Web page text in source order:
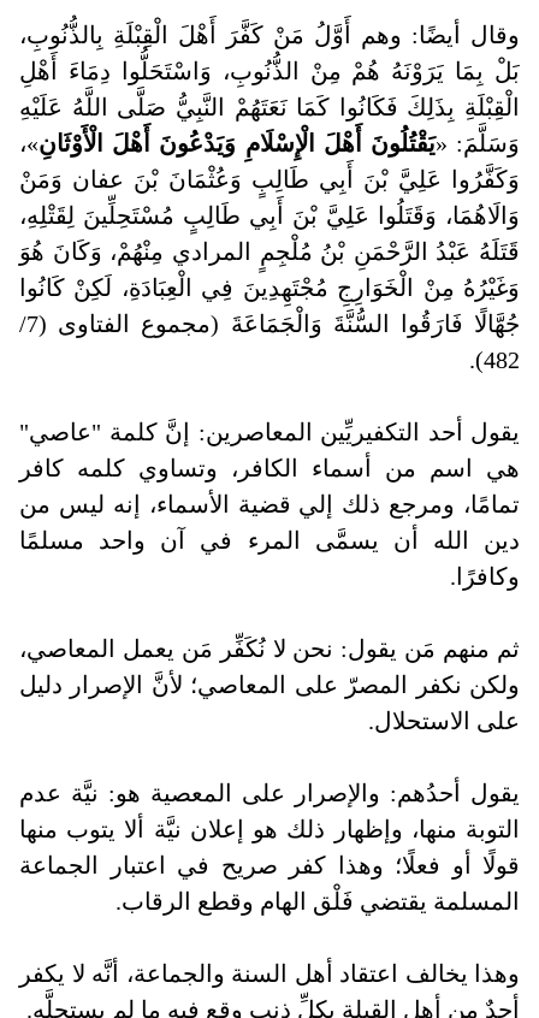
وقال أيضًا: وهم أَوَّلُ مَنْ كَفَّرَ أَهْلَ الْقِبْلَةِ بِالذُّنُوبِ،
بَلْ بِمَا يَرَوْنَهُ هُمْ مِنْ الذُّنُوبِ، وَاسْتَحَلُّوا دِمَاءَ أَهْلِ
الْقِبْلَةِ بِذَلِكَ فَكَانُوا كَمَا نَعَتَهُمْ النَّبِيُّ صَلَّى اللَّهُ عَلَيْهِ
وَسَلَّمَ: «يَقْتُلُونَ أَهْلَ الْإِسْلَامِ وَيَدْعُونَ أَهْلَ الْأَوْثَانِ»،
وَكَفَّرُوا عَلِيَّ بْنَ أَبِي طَالِبٍ وَعُثْمَانَ بْنَ عفان وَمَنْ
وَالَاهُمَا، وَقَتَلُوا عَلِيَّ بْنَ أَبِي طَالِبٍ مُسْتَحِلِّينَ لِقَتْلِهِ،
قَتَلَهُ عَبْدُ الرَّحْمَنِ بْنُ مُلْجِمٍ المرادي مِنْهُمْ، وَكَانَ هُوَ
وَغَيْرُهُ مِنْ الْخَوَارِجِ مُجْتَهِدِينَ فِي الْعِبَادَةِ، لَكِنْ كَانُوا
جُهَّالًا فَارَقُوا السُّنَّةَ وَالْجَمَاعَةَ (مجموع الفتاوى (7/
482).
يقول أحد التكفيريِّين المعاصرين: إنَّ كلمة "عاصي"
هي اسم من أسماء الكافر، وتساوي كلمه كافر
تمامًا، ومرجع ذلك إلي قضية الأسماء، إنه ليس من
دين الله أن يسمَّى المرء في آن واحد مسلمًا
وكافرًا.
ثم منهم مَن يقول: نحن لا نُكَفِّر مَن يعمل المعاصي،
ولكن نكفر المصرّ على المعاصي؛ لأنَّ الإصرار دليل
على الاستحلال.
يقول أحدُهم: والإصرار على المعصية هو: نيَّة عدم
التوبة منها، وإظهار ذلك هو إعلان نيَّة ألا يتوب منها
قولًا أو فعلًا؛ وهذا كفر صريح في اعتبار الجماعة
المسلمة يقتضي فَلْق الهام وقطع الرقاب.
وهذا يخالف اعتقاد أهل السنة والجماعة، أنَّه لا يكفر
أحدٌ من أهل القبلة بكلِّ ذنبٍ وقع فيه ما لم يستحلَّه.